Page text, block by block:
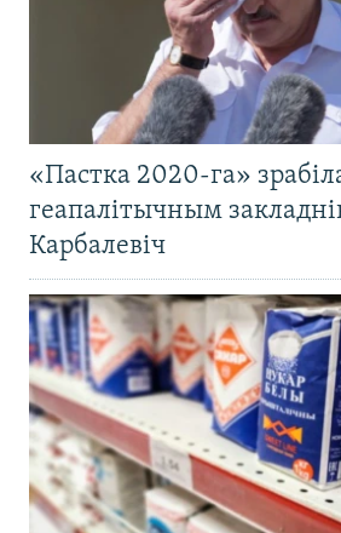
«Пастка 2020-га»
геапалітычным
Карбалевіч